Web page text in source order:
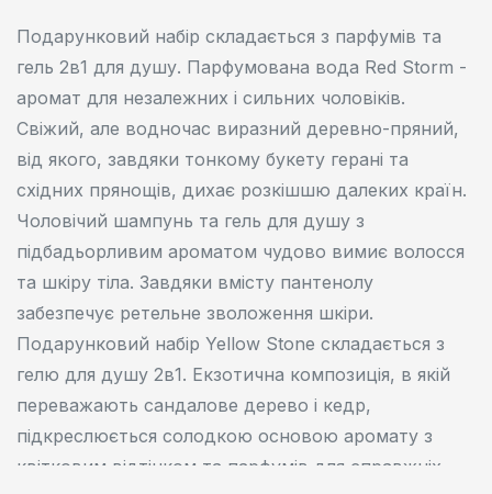
Подарунковий набір складається з парфумів та
гель 2в1 для душу. Парфумована вода Red Storm -
аромат для незалежних і сильних чоловіків.
Свіжий, але водночас виразний деревно-пряний,
від якого, завдяки тонкому букету герані та
східних прянощів, дихає розкішшю далеких країн.
Чоловічий шампунь та гель для душу з
підбадьорливим ароматом чудово вимиє волосся
та шкіру тіла. Завдяки вмісту пантенолу
забезпечує ретельне зволоження шкіри.
Подарунковий набір Yellow Stone складається з
гелю для душу 2в1. Екзотична композиція, в якій
переважають сандалове дерево і кедр,
підкреслюється солодкою основою аромату з
квітковим відтінком та парфумів для справжніх